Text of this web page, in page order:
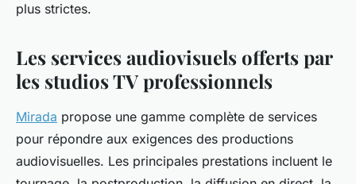
plus strictes.
Les services audiovisuels offerts par
les studios TV professionnels
Mirada propose une gamme complète de services
pour répondre aux exigences des productions
audiovisuelles. Les principales prestations incluent le